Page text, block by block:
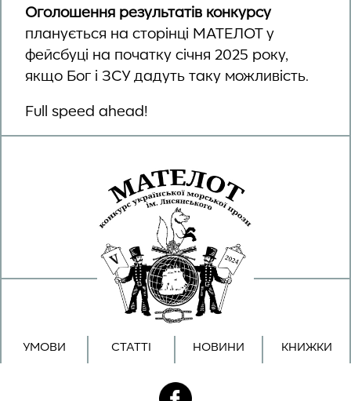
Оголошення результатів конкурсу
планується на сторінці МАТЕЛОТ у
фейсбуці на початку січня 2025 року,
якщо Бог і ЗСУ дадуть таку можливість.
Full speed ahead!
УМОВИ СТАТТІ НОВИНИ КНИЖКИ